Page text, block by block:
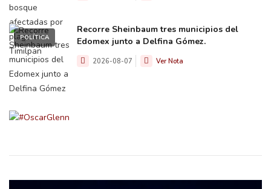
POLÍTICA
Recorre Sheinbaum tres municipios del
Edomex junto a Delfina Gómez.
2026-08-07 Ver Nota